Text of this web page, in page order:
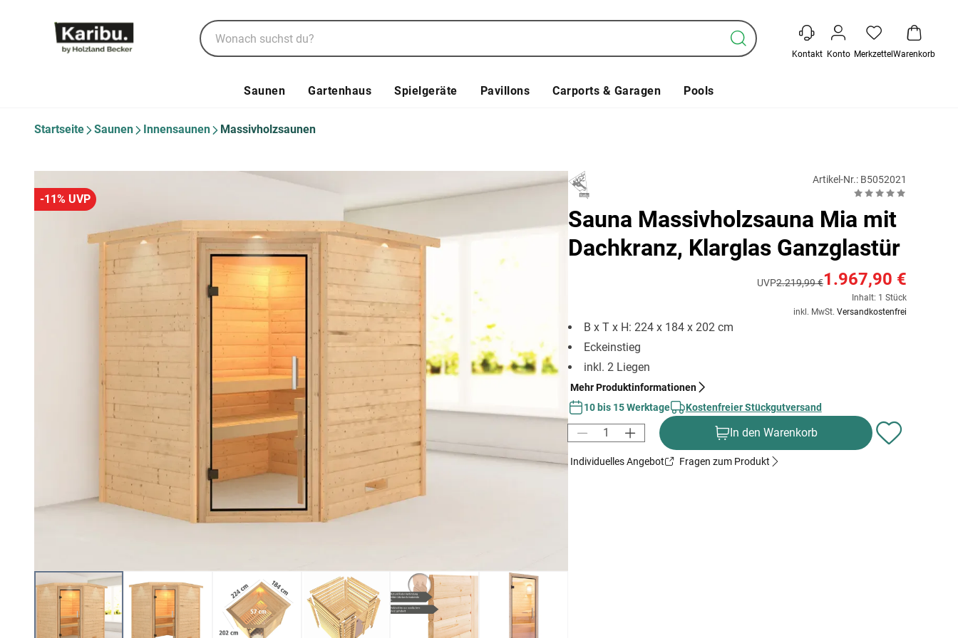
Kontakt Konto Merkzettel Warenkorb
Saunen Gartenhaus Spielgeräte Pavillons Carports & Garagen Pools
Startseite Saunen Innensaunen Massivholzsaunen
-11% UVP
Artikel-Nr.: B5052021
Sauna Massivholzsauna Mia mit
Dachkranz, Klarglas Ganzglastür
UVP2.219,99 €1.967,90 €
Inhalt: 1 Stück
inkl. MwSt. Versandkostenfrei
B x T x H: 224 x 184 x 202 cm
Eckeinstieg
inkl. 2 Liegen
Mehr Produktinformationen
10 bis 15 Werktage
Kostenfreier Stückgutversand
In den Warenkorb
Individuelles Angebot Fragen zum Produkt